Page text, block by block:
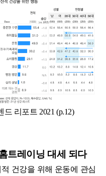
리포트 2021 (p.12)
트레이닝 대세 되다
건강을 위해 운동에 관심